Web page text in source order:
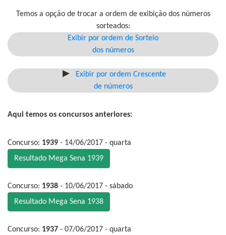
Temos a opção de trocar a ordem de exibição dos números
sorteados:
Exibir por ordem de Sorteio
dos números
Exibir por ordem Crescente
de números
Aqui temos os concursos anteriores:
Concurso: 1939 - 14/06/2017 - quarta
Resultado Mega Sena 1939
Concurso: 1938 - 10/06/2017 - sábado
Resultado Mega Sena 1938
Concurso: 1937 - 07/06/2017 - quarta